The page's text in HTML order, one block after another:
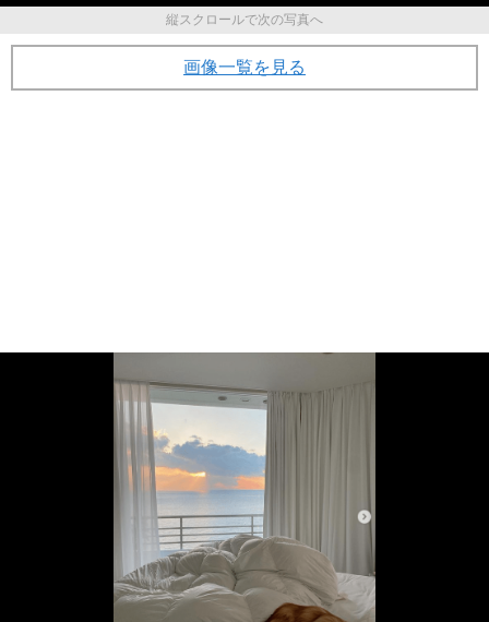
縦スクロールで次の写真へ
画像一覧を見る